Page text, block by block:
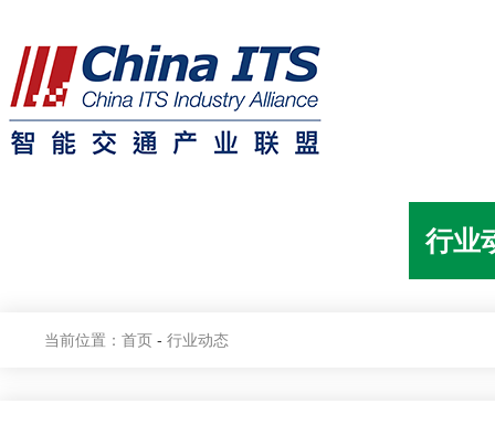
行业
当前位置： 首页 - 行业动态